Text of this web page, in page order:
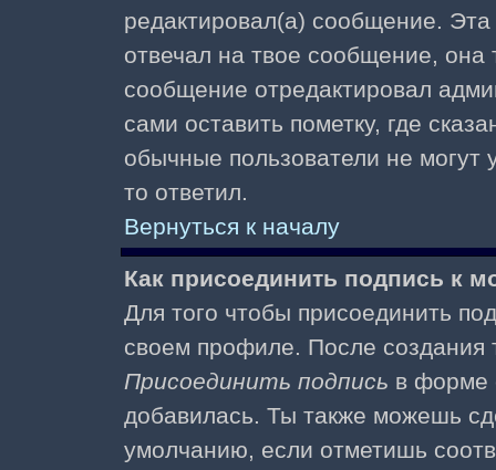
редактировал(а) сообщение. Эта
отвечал на твое сообщение, она
сообщение отредактировал
сами оставить пометку, где
обычные пользователи не могут
то ответил.
Вернуться к началу
Как присоединить подпись к
Для того чтобы присоединить
своем профиле. После создания
Присоединить подпись в форме
добавилась. Ты также можешь
умолчанию, если отметишь